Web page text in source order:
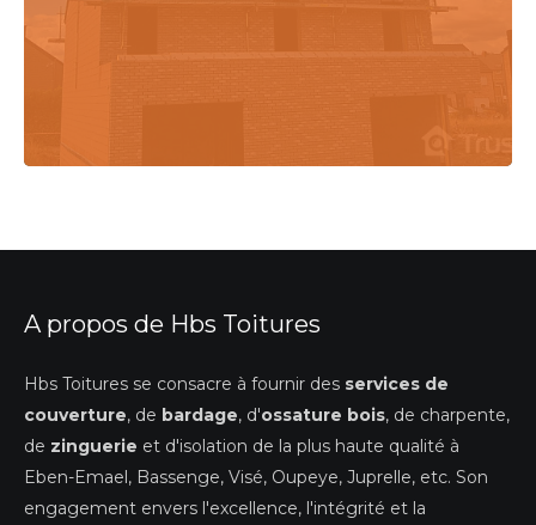
A propos de Hbs Toitures
Hbs Toitures se consacre à fournir des services de
couverture, de bardage, d'ossature bois, de charpente,
de zinguerie et d'isolation de la plus haute qualité à
Eben-Emael, Bassenge, Visé, Oupeye, Juprelle, etc. Son
engagement envers l'excellence, l'intégrité et la